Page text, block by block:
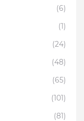
(6)
(1)
(24)
(48)
(65)
(101)
(81)